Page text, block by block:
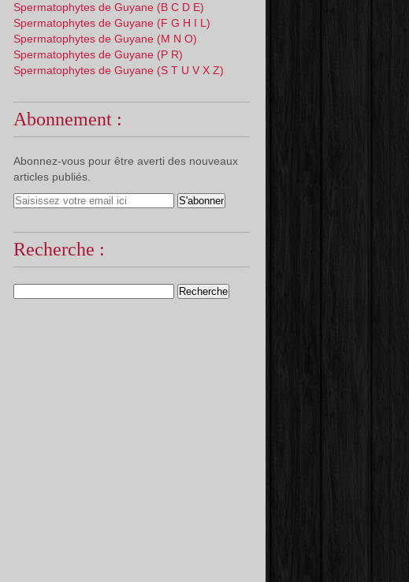
Spermatophytes de Guyane (B C D E)
Spermatophytes de Guyane (F G H I L)
Spermatophytes de Guyane (M N O)
Spermatophytes de Guyane (P R)
Spermatophytes de Guyane (S T U V X Z)
Abonnement :
Abonnez-vous pour être averti des nouveaux
articles publiés.
Recherche :